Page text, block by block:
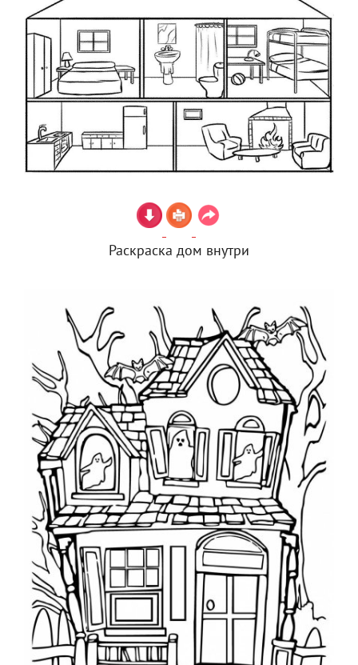
Раскраска дом внутри